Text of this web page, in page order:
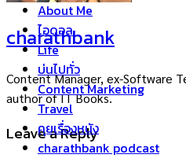
About Me
ไอดอล
Life
บ่นไปทั่ว
Content Marketing
Travel
คุยเรื่องหนัง
charathbank podcast
charathbank
Content Manager, ex-Software
author of IT Books.
Leave a Reply